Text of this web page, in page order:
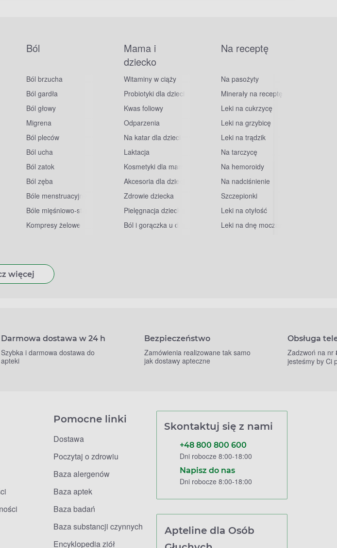
Ból
Ból brzucha
Ból gardła
Ból głowy
Migrena
Ból pleców
Ból ucha
Ból zatok
Ból zęba
Bóle menstruacyjne
Bóle mięśniowo-stawowe
Kompresy żelowe
Mama i
dziecko
Witaminy w ciąży
Probiotyki dla dzieci
Kwas foliowy
Odparzenia
Na katar dla dzieci
Laktacja
Kosmetyki dla mam
Akcesoria dla dzieci
Zdrowie dziecka
Pielęgnacja dziecka
Ból i gorączka u dzieci
Na receptę
Na pasożyty
Minerały na receptę
Leki na cukrzycę
Leki na grzybicę
Leki na trądzik
Na tarczycę
Na hemoroidy
Na nadciśnienie
Szczepionki
Leki na otyłość
Leki na dnę moczanową
więcej
Darmowa dostawa w 24 h
Szybka i darmowa dostawa do
apteki
Bezpieczeństwo
Zamówienia realizowane tak samo
jak dostawy apteczne
Obsługa
Zadzwoń na nr
jesteśmy by Ci
Pomocne linki
Dostawa
Poczytaj o zdrowiu
Baza alergenów
Baza aptek
Baza badań
Baza substancji czynnych
Encyklopedia ziół
Skontaktuj się z nami
+48 800 800 600
Dni robocze 8:00-18:00
Napisz do nas
Dni robocze 8:00-18:00
Apteline dla Osób